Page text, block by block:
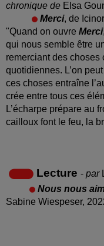
chronique de Elsa
Merci, de
"Quand on ouvre Merci
qui nous semble être
remerciant des
quotidiennes. L’on
ces choses entraîne
crée entre tous ces
L’écharpe prépare au
cailloux font le feu, la
Lecture - par
Nous nous
Sabine Wiespeser,